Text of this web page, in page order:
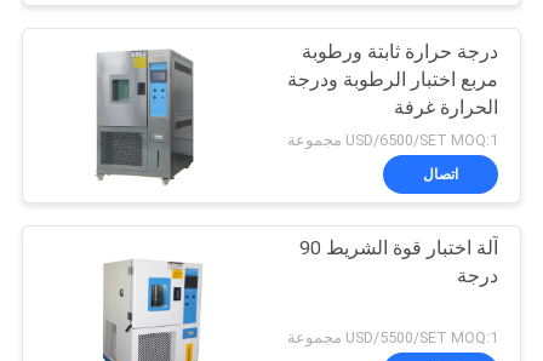
درجة حرارة ثابتة ورطوبة
مربع اختبار الرطوبة ودرجة
الحرارة غرفة
USD/6500/SET MOQ:1 مجموعة
اتصال
آلة اختبار قوة الشريط 90
درجة
USD/5500/SET MOQ:1 مجموعة